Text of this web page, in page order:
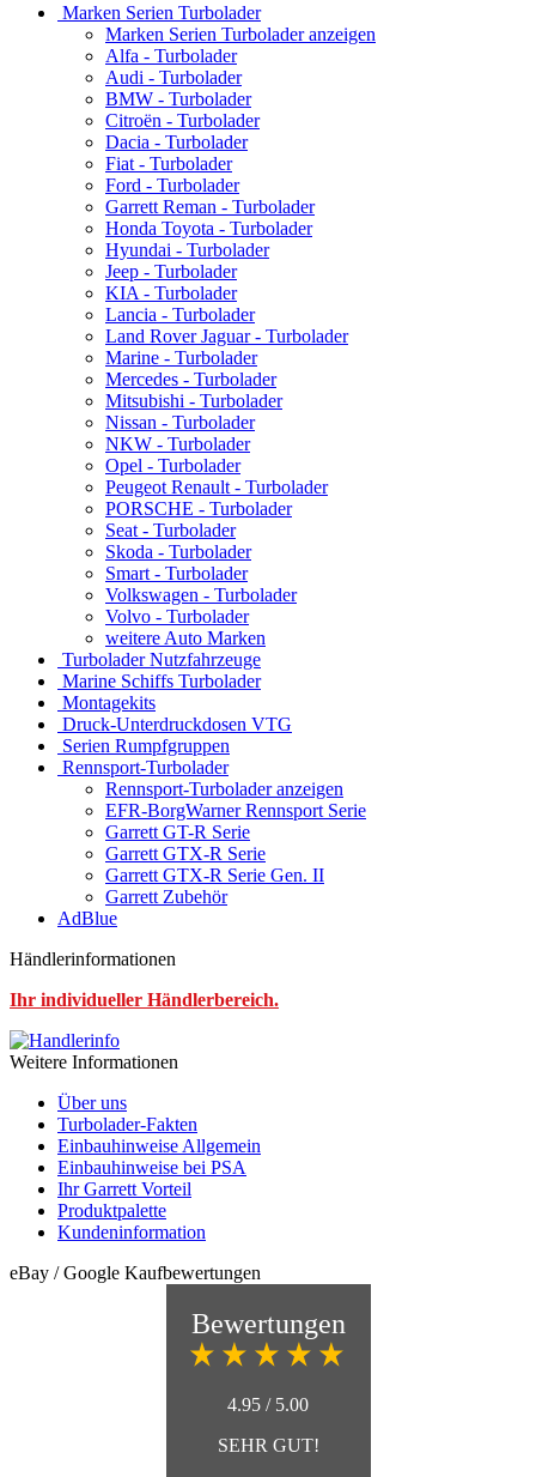
Marken Serien Turbolader
Marken Serien Turbolader anzeigen
Alfa - Turbolader
Audi - Turbolader
BMW - Turbolader
Citroën - Turbolader
Dacia - Turbolader
Fiat - Turbolader
Ford - Turbolader
Garrett Reman - Turbolader
Honda Toyota - Turbolader
Hyundai - Turbolader
Jeep - Turbolader
KIA - Turbolader
Lancia - Turbolader
Land Rover Jaguar - Turbolader
Marine - Turbolader
Mercedes - Turbolader
Mitsubishi - Turbolader
Nissan - Turbolader
NKW - Turbolader
Opel - Turbolader
Peugeot Renault - Turbolader
PORSCHE - Turbolader
Seat - Turbolader
Skoda - Turbolader
Smart - Turbolader
Volkswagen - Turbolader
Volvo - Turbolader
weitere Auto Marken
Turbolader Nutzfahrzeuge
Marine Schiffs Turbolader
Montagekits
Druck-Unterdruckdosen VTG
Serien Rumpfgruppen
Rennsport-Turbolader
Rennsport-Turbolader anzeigen
EFR-BorgWarner Rennsport Serie
Garrett GT-R Serie
Garrett GTX-R Serie
Garrett GTX-R Serie Gen. II
Garrett Zubehör
AdBlue
Händlerinformationen
Ihr individueller Händlerbereich.
Weitere Informationen
Über uns
Turbolader-Fakten
Einbauhinweise Allgemein
Einbauhinweise bei PSA
Ihr Garrett Vorteil
Produktpalette
Kundeninformation
eBay / Google Kaufbewertungen
Bewertungen
4.95 / 5.00
SEHR GUT!